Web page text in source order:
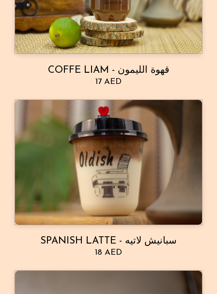
COFFE LIAM - قهوة الليمون
17 AED
SPANISH LATTE - سبانيش لاتيه
18 AED